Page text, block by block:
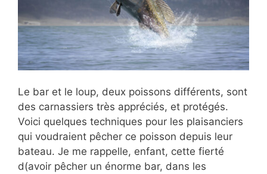
Le bar et le loup, deux poissons différents, sont
des carnassiers très appréciés, et protégés.
Voici quelques techniques pour les plaisanciers
qui voudraient pêcher ce poisson depuis leur
bateau. Je me rappelle, enfant, cette fierté
d(avoir pêcher un énorme bar, dans les